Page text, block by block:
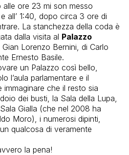
ore 23 mi son messo
all’ 1:40, dopo circa 3 ore di
La stanchezza della coda è
dalla visita al Palazzo
Lorenzo Bernini, di Carlo
Ernesto Basile.
un Palazzo così bello,
l’aula parlamentare e il
che il resto sia
dei busti, la Sala della Lupa,
Gialla (che nel 2008 ha
Moro), i numerosi dipinti,
qualcosa di veramente
la pena!